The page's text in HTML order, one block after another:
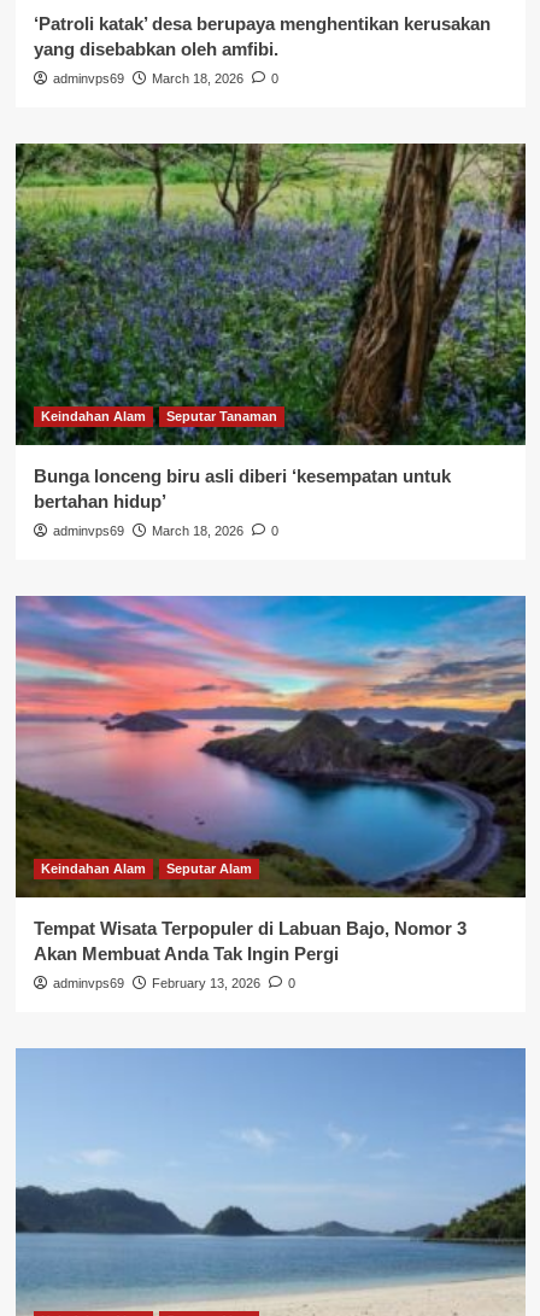
‘Patroli katak’ desa berupaya menghentikan kerusakan
yang disebabkan oleh amfibi.
adminvps69 March 18, 2026 0
Keindahan Alam Seputar Tanaman
Bunga lonceng biru asli diberi ‘kesempatan untuk
bertahan hidup’
adminvps69 March 18, 2026 0
Keindahan Alam Seputar Alam
Tempat Wisata Terpopuler di Labuan Bajo, Nomor 3
Akan Membuat Anda Tak Ingin Pergi
adminvps69 February 13, 2026 0